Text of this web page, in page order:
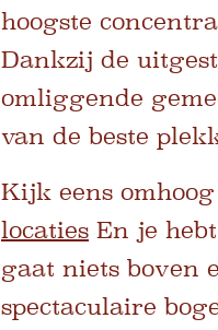
hoogste
Dankzij de
omliggende
van de beste
Kijk eens
locaties En je
gaat niets boven
spectaculaire